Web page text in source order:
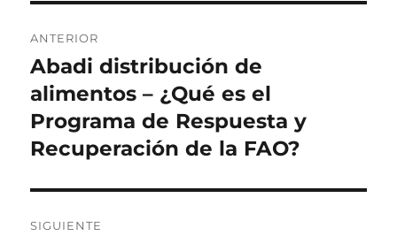
de
entradas
ANTERIOR
Entrada
anterior:
Abadi distribución de
alimentos – ¿Qué es el
Programa de Respuesta y
Recuperación de la FAO?
SIGUIENTE